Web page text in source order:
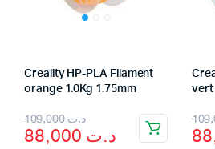
Creality HP-PLA Filament
orange 1.0Kg 1.75mm
د.ت109,000
Original
د.ت
Current
vert